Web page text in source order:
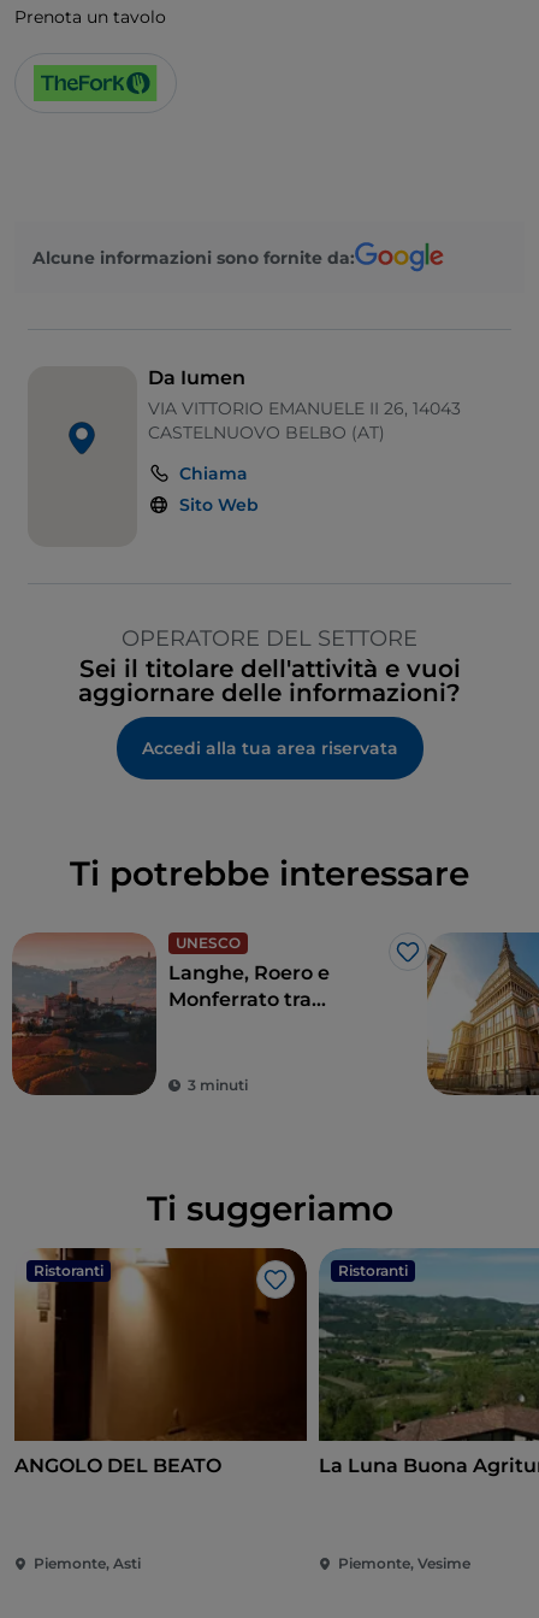
Parcheggio
Tavoli all'aperto
Visa
Prenota un tavolo
Alcune informazioni sono fornite da:
Da Iumen
VIA VITTORIO EMANUELE II 26, 14043
CASTELNUOVO BELBO (AT)
Chiama
Sito Web
OPERATORE DEL SETTORE
Sei il titolare dell'attività e vuoi
aggiornare delle informazioni?
Accedi alla tua area riservata
Ti potrebbe interessare
UNESCO
Like
Langhe, Roero e
Monferrato tra
3 minuti
Ti suggeriamo
Ristoranti
Like
ANGOLO DEL BEATO
Piemonte, Asti
Ristoranti
La Luna Buona
Piemonte, Vesime